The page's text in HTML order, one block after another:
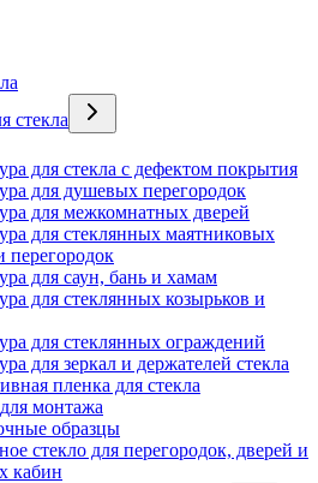
стекла
для стекла с дефектом покрытия
для душевых перегородок
для межкомнатных дверей
для стеклянных маятниковых
перегородок
для саун, бань и хамам
для стеклянных козырьков и
для стеклянных ограждений
для зеркал и держателей стекла
пленка для стекла
монтажа
образцы
стекло для перегородок, дверей и
кабин